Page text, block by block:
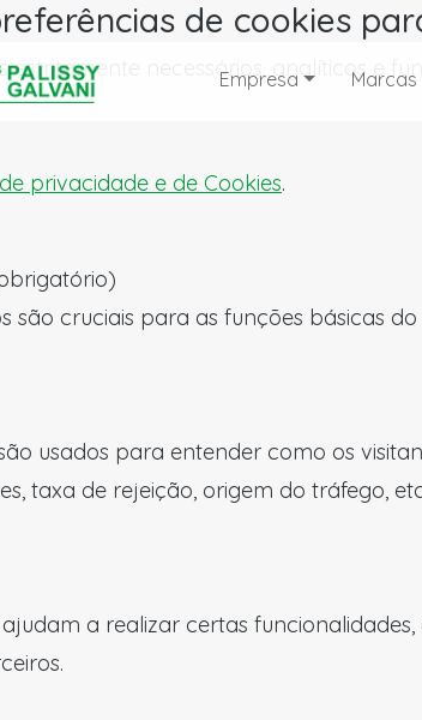
de cookies
estritamente necessários, analíticos e
privacidade e de Cookies.
são cruciais para as funções básicas
usados para entender como os
taxa de rejeição, origem do tráfego,
ajudam a realizar certas
Empresa Marcas